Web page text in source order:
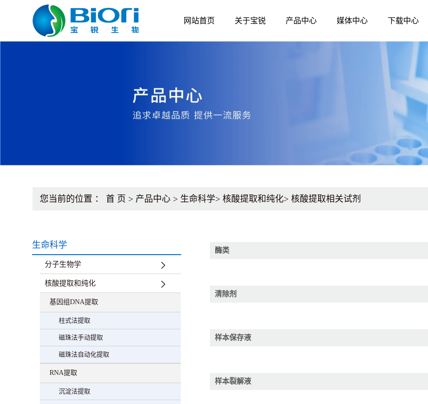
网站首页 关于宝锐 产品中心
分子生物学
分子酶
qPCR
LAMP-DNA
LAMP-RNA
其他辅助原料
媒体中心 下载中心
您当前的位置 ： 首 页 > 产品中心 > 生命科学> 核酸提取和纯化> 核酸提取相关试剂
生命科学
分子生物学
核酸提取和纯化
基因组DNA提取
柱式法提取
磁珠法手动提取
磁珠法自动化提取
RNA提取
沉淀法提取
酶类
清除剂
样本保存液
样本裂解液